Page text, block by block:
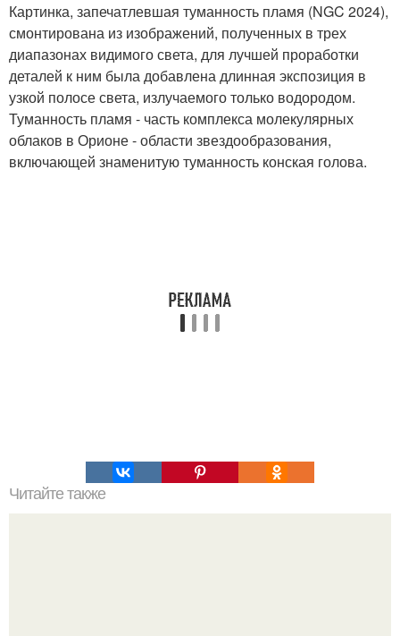
Картинка, запечатлевшая туманность пламя (NGC 2024),
смонтирована из изображений, полученных в трех
диапазонах видимого света, для лучшей проработки
деталей к ним была добавлена длинная экспозиция в
узкой полосе света, излучаемого только водородом.
Туманность пламя - часть комплекса молекулярных
облаков в Орионе - области звездообразования,
включающей знаменитую туманность конская голова.
Читайте также